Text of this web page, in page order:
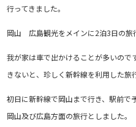
行ってきました。
岡山 広島観光をメインに2泊3日の旅
我が家は車で出かけることが多いの
きないと、珍しく新幹線を利用した旅
初日に新幹線で岡山まで行き、駅前で
岡山及び広島方面の旅行としました。